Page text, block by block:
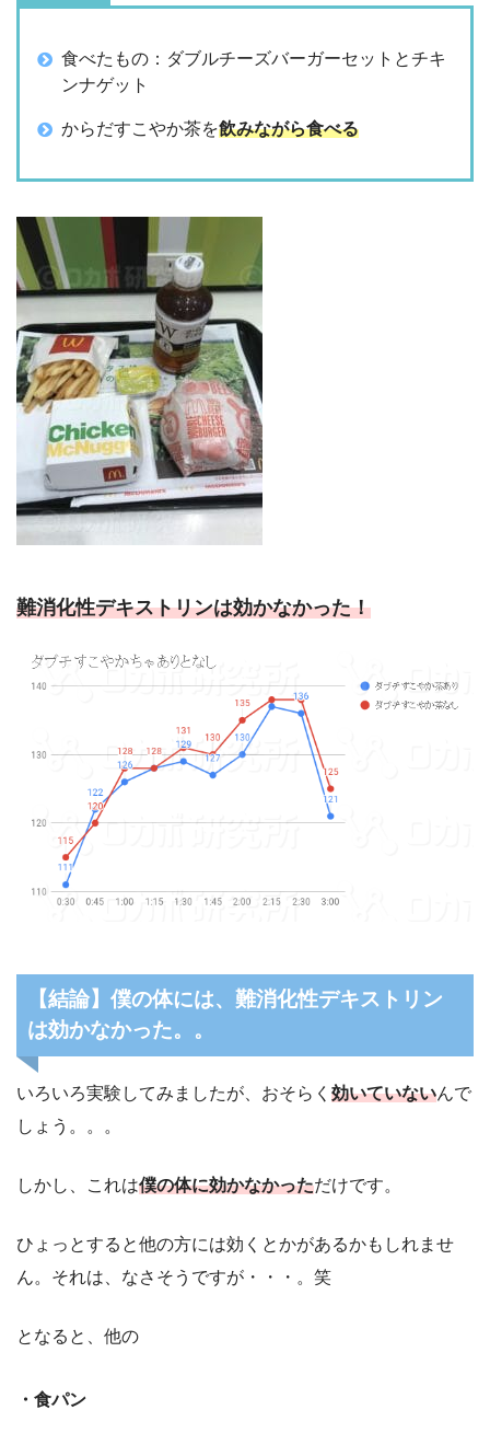
食べたもの：ダブルチーズバーガーセットとチキ
ンナゲット
からだすこやか茶を飲みながら食べる
難消化性デキストリンは効かなかった！
【結論】僕の体には、難消化性デキストリン
は効かなかった。。
いろいろ実験してみましたが、おそらく 効いていないんで
しょう。。。
しかし、これは僕の体に効かなかっただけです。
ひょっとすると他の方には効くとかがあるかもしれませ
ん。それは、なさそうですが・・・。笑
となると、他の
・食パン